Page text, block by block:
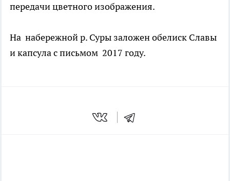
передачи цветного изображения.
На набережной р. Суры заложен обелиск Славы
и капсула с письмом 2017 году.